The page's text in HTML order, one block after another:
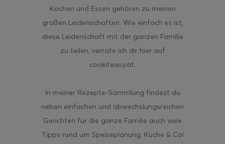
Kochen und Essen gehören zu meinen
großen Leidenschaften. Wie einfach es ist,
diese Leidenschaft mit der ganzen Familie
zu teilen, verrate ich dir hier auf
cookiteasy.at.
In meiner Rezepte-Sammlung findest du
neben einfachen und abwechslungsreichen
Gerichten für die ganze Familie auch viele
Tipps rund um Speiseplanung, Küche & Co!